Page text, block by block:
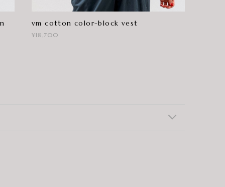
vm cotton color-block vest
¥18,700